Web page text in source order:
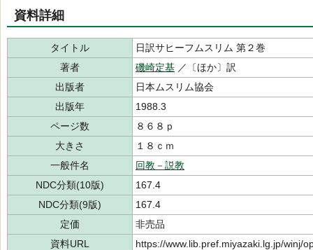
資料詳細
タイトル
日訳サヒーフムスリム 第２巻
著者
磯崎定基 ／〔ほか〕訳
出版者
日本ムスリム協会
出版年
1988.3
ページ数
８６８ｐ
大きさ
１８ｃｍ
一般件名
回教－説教
NDC分類(10版)
167.4
NDC分類(9版)
167.4
定価
非売品
資料URL
https://www.lib.pref.miyazaki.lg.jp/winj/